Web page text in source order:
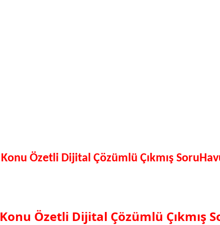
Konu Özetli Dijital Çözümlü Çıkmış
Konu Özetli Dijital Çözümlü Çıkmış